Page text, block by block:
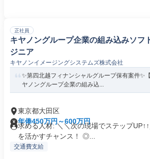
正社員
キヤノングループ企業の組み込みソフ
ジニア
キヤノンイメージングシステムズ株式会社
✨️第四北越フィナンシャルグループ保有案件✨️
ヤノングループ企業の組み込...
東京都大田区
年俸450万円～600万円
求める人材: ＼＼次の現場でステップ
を活かすチャンス！ ◎...
交通費支給